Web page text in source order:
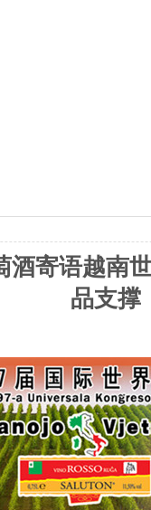
酒寄语越南
品支撑